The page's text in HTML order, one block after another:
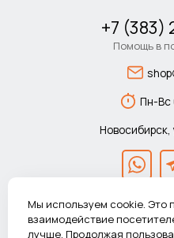
+7 (383)
Помощь в
Пн-Вс
Новосибирск,
Мы используем cookie. Это
взаимодействие
лучше. Продолжая